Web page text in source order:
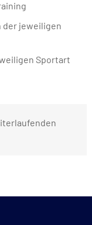
der jeweiligen
Sportart